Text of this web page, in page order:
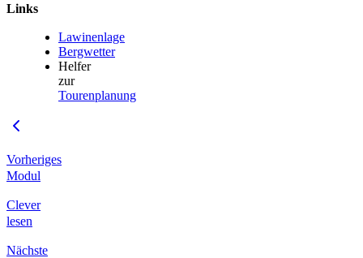
Links
Lawinenlage
Bergwetter
Helfer
zur
Tourenplanung
Vorheriges
Modul
Clever
lesen
Nächste